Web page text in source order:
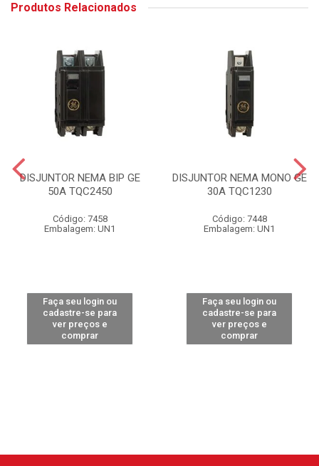
Produtos Relacionados
DISJUNTOR NEMA BIP GE
50A TQC2450
Código: 7458
Embalagem: UN1
Faça seu login ou
cadastre-se para
ver preços e
comprar
DISJUNTOR NEMA MONO GE
30A TQC1230
Código: 7448
Embalagem: UN1
Faça seu login ou
cadastre-se para
ver preços e
comprar